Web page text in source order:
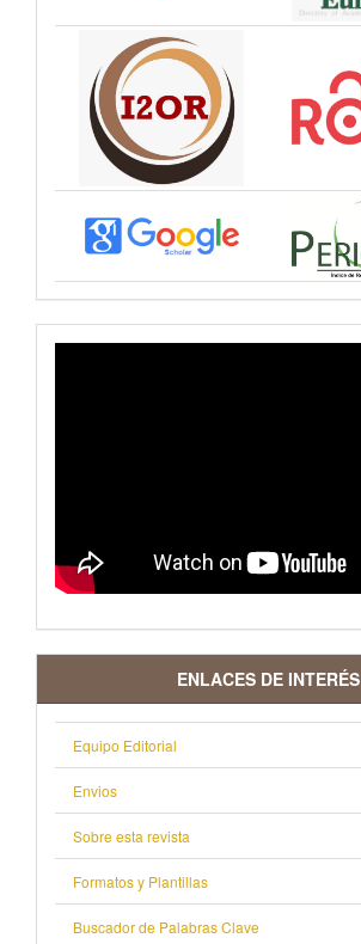
VIDEO
ENLACES DE INTERÉS
Equipo Editorial
Envios
Sobre esta revista
Formatos y Plantillas
Buscador de Palabras Clave